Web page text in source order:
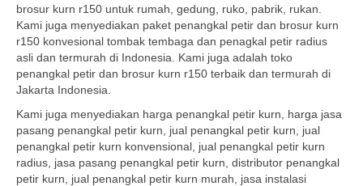
brosur kurn r150 untuk rumah, gedung, ruko, pabrik, rukan.
Kami juga menyediakan paket penangkal petir dan brosur kurn
r150 konvesional tombak tembaga dan penagkal petir radius
asli dan termurah di Indonesia. Kami juga adalah toko
penangkal petir dan brosur kurn r150 terbaik dan termurah di
Jakarta Indonesia.
Kami juga menyediakan harga penangkal petir kurn, harga jasa
pasang penangkal petir kurn, jual penangkal petir kurn, jual
penangkal petir kurn konvensional, jual penangkal petir kurn
radius, jasa pasang penangkal petir kurn, distributor penangkal
petir kurn, jual penangkal petir kurn murah, jasa instalasi